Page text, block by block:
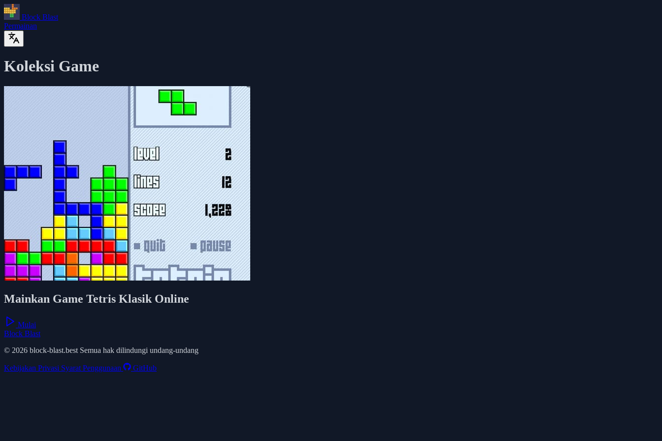
Block Blast
Permainan
Koleksi Game
Mainkan Game Tetris Klasik Online
Mulai
Block Blast
© 2026 block-blast.best Semua hak dilindungi undang-undang
Kebijakan Privasi Syarat Penggunaan GitHub